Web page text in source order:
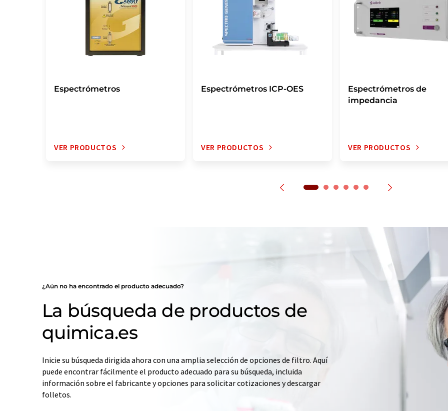
Espectrómetros
VER PRODUCTOS
Espectrómetros ICP-OES
VER PRODUCTOS
Espectrómetros de
impedancia
VER PRODUCTOS
¿Aún no ha encontrado el producto adecuado?
La búsqueda de productos de
quimica.es
Inicie su búsqueda dirigida ahora con una amplia selección de opciones de filtro. Aquí
puede encontrar fácilmente el producto adecuado para su búsqueda, incluida
información sobre el fabricante y opciones para solicitar cotizaciones y descargar
folletos.